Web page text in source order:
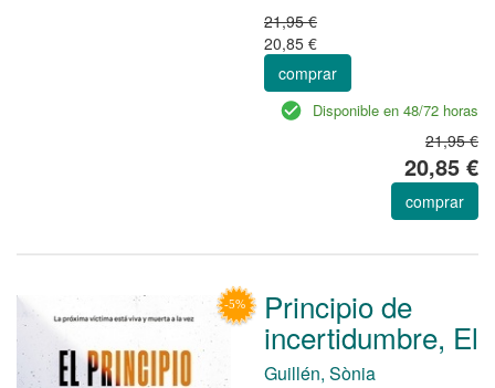
21,95 €
20,85 €
comprar
Disponible en 48/72 horas
21,95 €
20,85 €
comprar
Principio de
incertidumbre, El
Guillén, Sònia